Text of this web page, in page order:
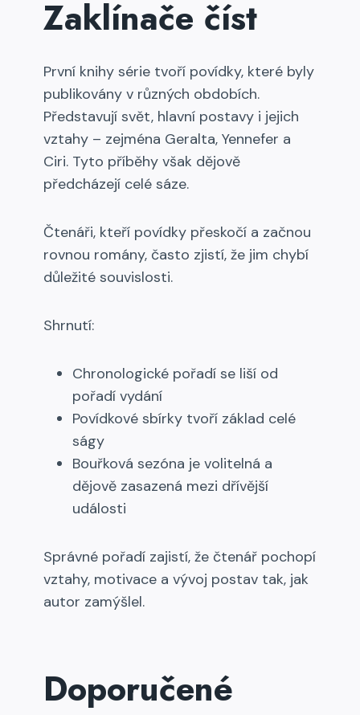
Zaklínače číst
První knihy série tvoří povídky, které byly
publikovány v různých obdobích.
Představují svět, hlavní postavy i jejich
vztahy – zejména Geralta, Yennefer a
Ciri. Tyto příběhy však dějově
předcházejí celé sáze.
Čtenáři, kteří povídky přeskočí a začnou
rovnou romány, často zjistí, že jim chybí
důležité souvislosti.
Shrnutí:
Chronologické pořadí se liší od
pořadí vydání
Povídkové sbírky tvoří základ celé
ságy
Bouřková sezóna je volitelná a
dějově zasazená mezi dřívější
události
Správné pořadí zajistí, že čtenář pochopí
vztahy, motivace a vývoj postav tak, jak
autor zamýšlel.
Doporučené